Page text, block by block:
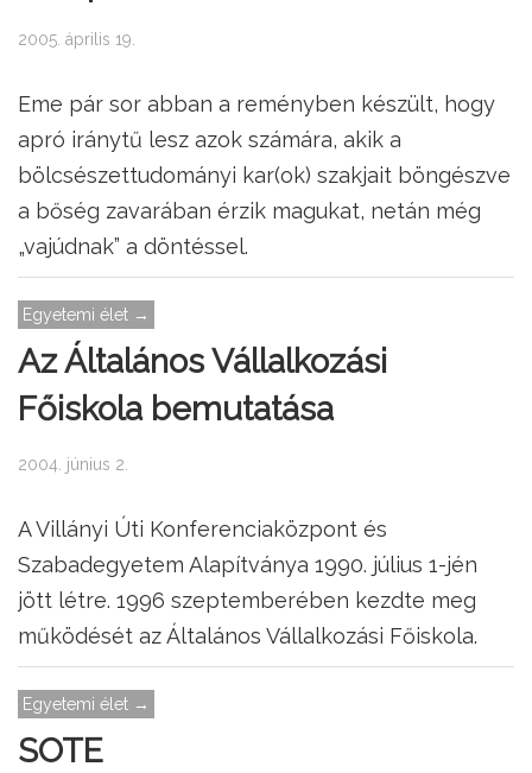
2005. április 19.
Eme pár sor abban a reményben készült, hogy
apró iránytű lesz azok számára, akik a
bölcsészettudományi kar(ok) szakjait böngészve
a bőség zavarában érzik magukat, netán még
„vajúdnak” a döntéssel.
Egyetemi élet →
Az Általános Vállalkozási
Főiskola bemutatása
2004. június 2.
A Villányi Úti Konferenciaközpont és
Szabadegyetem Alapítványa 1990. július 1-jén
jött létre. 1996 szeptemberében kezdte meg
működését az Általános Vállalkozási Főiskola.
Egyetemi élet →
SOTE